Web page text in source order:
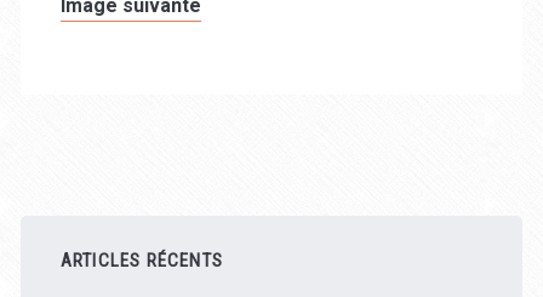
Image suivante
latérale
ARTICLES RÉCENTS